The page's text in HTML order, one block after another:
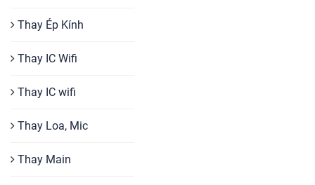
Thay Ép Kính
Thay IC Wifi
Thay IC wifi
Thay Loa, Mic
Thay Main